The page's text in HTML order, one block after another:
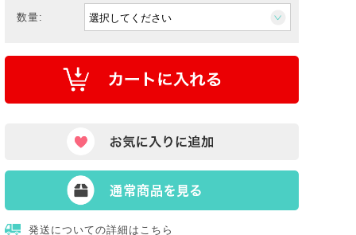
数量:
発送についての詳細はこちら